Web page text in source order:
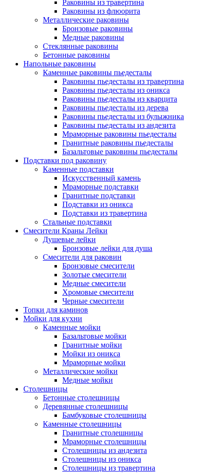
Раковины из травертина
Раковины из флюорита
Металлические раковины
Бронзовые раковины
Медные раковины
Стеклянные раковины
Бетонные раковины
Напольные раковины
Каменные раковины пьедесталы
Раковины пьедесталы из травертина
Раковины пьедесталы из оникса
Раковины пьедесталы из кварцита
Раковины пьедесталы из дерева
Раковины пьедесталы из булыжника
Раковины пьедесталы из андезита
Мраморные раковины пьедесталы
Гранитные раковины пьедесталы
Базальтовые раковины пьедесталы
Подставки под раковину
Каменные подставки
Искусственный камень
Мраморные подставки
Гранитные подставки
Подставки из оникса
Подставки из травертина
Стальные подставки
Смесители Краны Лейки
Душевые лейки
Бронзовые лейки для душа
Смесители для раковин
Бронзовые смесители
Золотые смесители
Медные смесители
Хромовые смесители
Черные смесители
Топки для каминов
Мойки для кухни
Каменные мойки
Базальтовые мойки
Гранитные мойки
Мойки из оникса
Мраморные мойки
Металлические мойки
Медные мойки
Столешницы
Бетонные столешницы
Деревянные столешницы
Бамбуковые столешницы
Каменные столешницы
Гранитные столешницы
Мраморные столешницы
Столешницы из андезита
Столешницы из оникса
Столешницы из травертина